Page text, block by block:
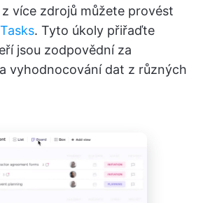
více zdrojů můžete provést
. Tyto úkoly přiřaďte
jsou zodpovědní za
vyhodnocování dat z různých